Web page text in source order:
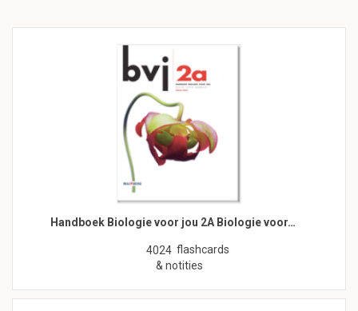
Handboek Biologie voor jou 2A Biologie voor…
4024 flashcards
& notities